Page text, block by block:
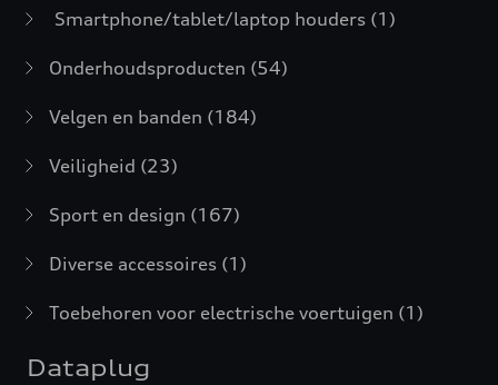
Smartphone/tablet/laptop houders (1)
Onderhoudsproducten (54)
Velgen en banden (184)
Veiligheid (23)
Sport en design (167)
Diverse accessoires (1)
Toebehoren voor electrische voertuigen (1)
Dataplug